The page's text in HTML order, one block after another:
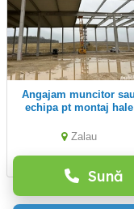
Sună
angajam muncitor sau
echipa pt montaj hale
Zalau